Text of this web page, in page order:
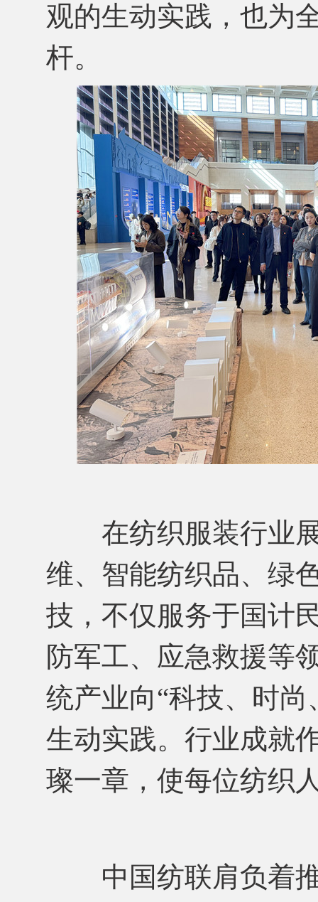
观的生动实践，也为
杆。
在纺织服装行业展
维、智能纺织品、绿
技，不仅服务于国计
防军工、应急救援等
统产业向“科技、时
生动实践。行业成就
璨一章，使每位纺
中国纺联肩负着推